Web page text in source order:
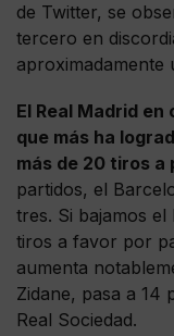
de Twitter, se
tercero en
aproximadamente
El Real Madrid
que más ha
más de 20 tiros a
partidos, el
tres. Si bajamos el
tiros a favor por
aumenta
Zidane, pasa a 14
Real Sociedad.